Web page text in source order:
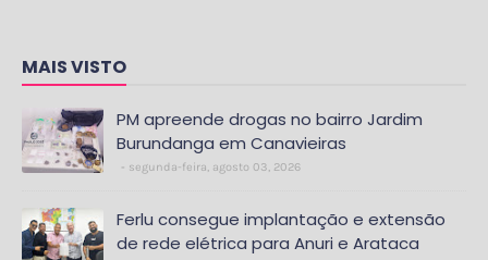
MAIS VISTO
PM apreende drogas no bairro Jardim
Burundanga em Canavieiras
segunda-feira, agosto 03, 2026
Ferlu consegue implantação e extensão
de rede elétrica para Anuri e Arataca